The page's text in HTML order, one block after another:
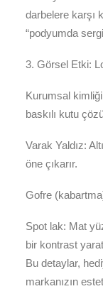
darbelere karşı
“podyumda
3. Görsel Etki:
Kurumsal
baskılı kutu
Varak Yaldız:
öne çıkarır.
Gofre
Spot lak: Mat
bir kontrast
Bu detaylar,
markanızın